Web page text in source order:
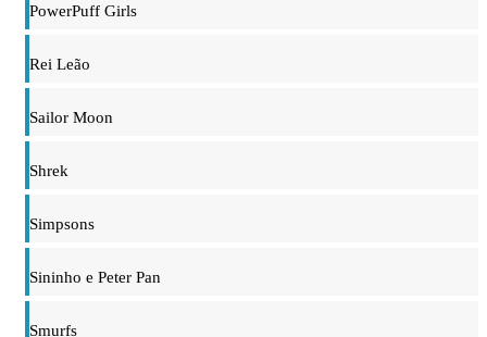
PowerPuff Girls
Rei Leão
Sailor Moon
Shrek
Simpsons
Sininho e Peter Pan
Smurfs